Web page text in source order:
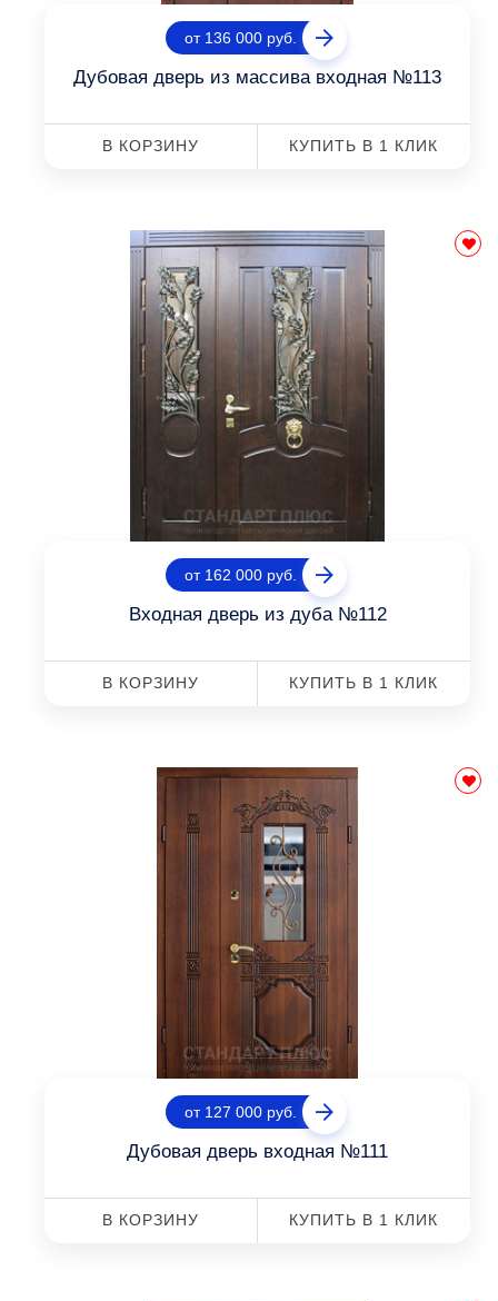
от 136 000 руб.
Дубовая дверь из массива входная №113
В КОРЗИНУ КУПИТЬ В 1 КЛИК
от 162 000 руб.
Входная дверь из дуба №112
В КОРЗИНУ КУПИТЬ В 1 КЛИК
от 127 000 руб.
Дубовая дверь входная №111
В КОРЗИНУ КУПИТЬ В 1 КЛИК